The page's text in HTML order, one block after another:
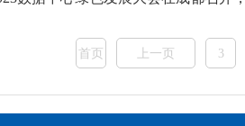
首页 上一页 3